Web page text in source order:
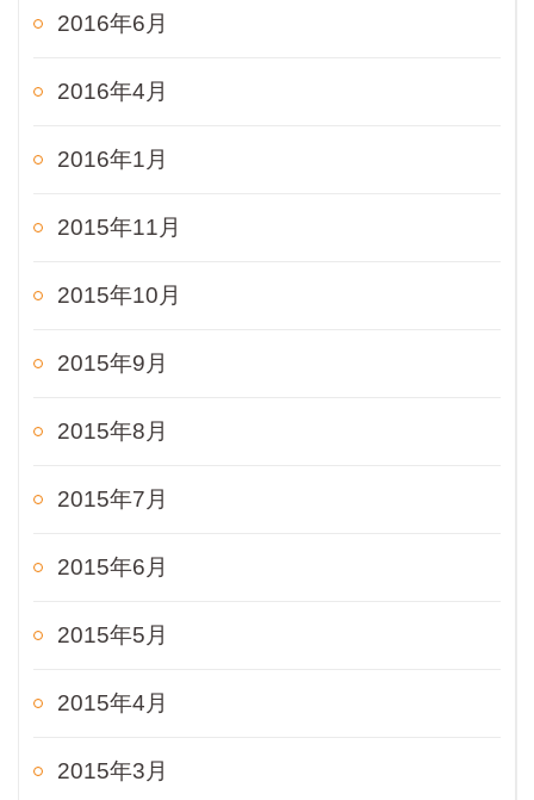
2016年6月
2016年4月
2016年1月
2015年11月
2015年10月
2015年9月
2015年8月
2015年7月
2015年6月
2015年5月
2015年4月
2015年3月